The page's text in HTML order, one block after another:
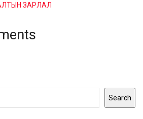
ЗАРЛАЛ
Search